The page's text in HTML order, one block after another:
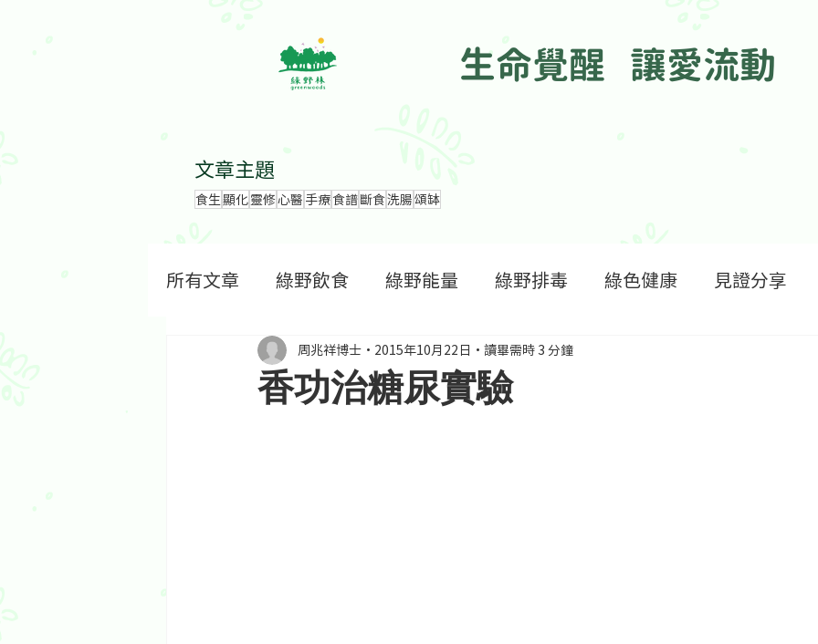
生命覺醒 讓愛流動
文章主題
食生顯化靈修心醫 手療食譜斷食洗腸頌缽
所有文章 綠野飲食 綠野能量 綠野排毒 綠色健康 見證分享
香功治糖尿實驗
周兆祥博士 2015年10月22日 讀畢需時 3 分鐘